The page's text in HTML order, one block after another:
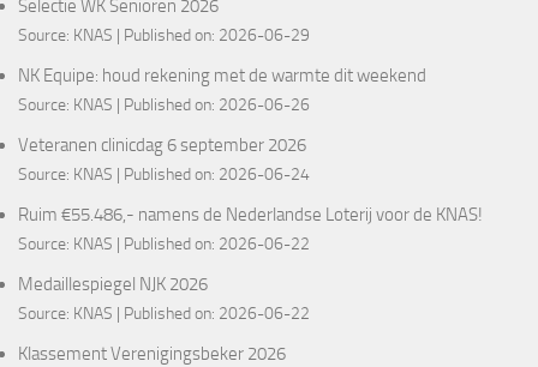
Selectie WK Senioren 2026
Source: KNAS Published on: 2026-06-29
NK Equipe: houd rekening met de warmte dit weekend
Source: KNAS Published on: 2026-06-26
Veteranen clinicdag 6 september 2026
Source: KNAS Published on: 2026-06-24
Ruim €55.486,- namens de Nederlandse Loterij voor de KNAS!
Source: KNAS Published on: 2026-06-22
Medaillespiegel NJK 2026
Source: KNAS Published on: 2026-06-22
Klassement Verenigingsbeker 2026